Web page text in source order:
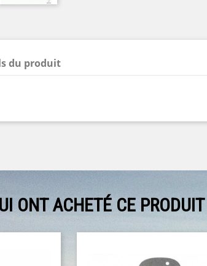
du produit
ONT ACHETÉ CE